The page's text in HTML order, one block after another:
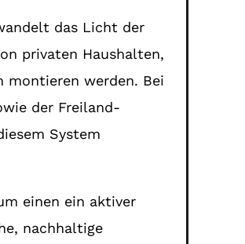
das Licht der
privaten Haushalten,
montieren werden. Bei
der Freiland-
System
einen ein aktiver
nachhaltige